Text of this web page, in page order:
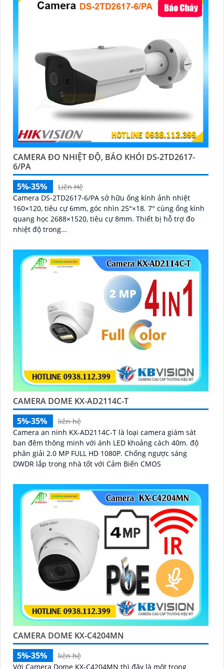
CAMERA ĐO NHIỆT ĐỘ, BÁO KHÓI DS-2TD2617-
6/PA
5%-35%
Liên Hệ
Camera DS-2TD2617-6/PA sở hữu ống kính ảnh nhiệt
160×120, tiêu cự 6mm, góc nhìn 25°×18. 7° cùng ống kính
quang học 2688×1520, tiêu cự 8mm. Thiết bị hỗ trợ đo
nhiệt độ trong...
CAMERA DOME KX-AD2114C-T
5%-35%
liên hệ
Camera an ninh KX-AD2114C-T là loại camera giám sát
ban đêm thông minh với ánh LED khoảng cách 40m. độ
phân giải 2.0 MP FULL HD 1080P. Chống ngược sáng
DWDR lắp trong nhà tốt với Cảm Biến CMOS
CAMERA DOME KX-C4204MN
5%-35%
liên hệ
Với Camera Dome KX-C4204MN thì đây là một trong